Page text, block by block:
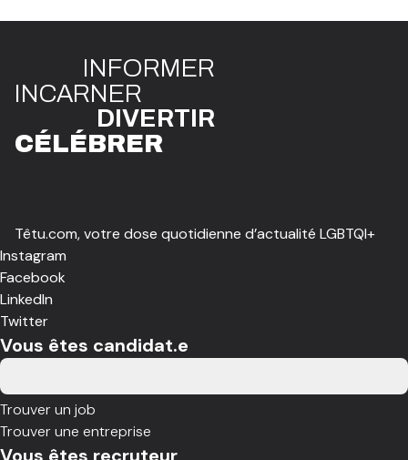
INFORMER
INCARNER
DIVERTIR
CÉLÉBRER
Têtu.com, votre dose quotidienne d’actualité LGBTQI+
Instagram
Facebook
LinkedIn
Twitter
Vous êtes candidat.e
Trouver un job
Trouver une entreprise